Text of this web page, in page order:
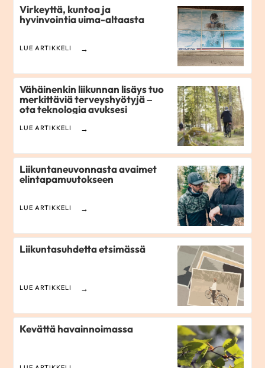
Virkeyttä, kuntoa ja
hyvinvointia uima-altaasta
LUE ARTIKKELI
Vähäinenkin liikunnan lisäys tuo
merkittäviä terveyshyötyjä –
ota teknologia avuksesi
LUE ARTIKKELI
Liikuntaneuvonnasta avaimet
elintapamuutokseen
LUE ARTIKKELI
Liikuntasuhdetta etsimässä
LUE ARTIKKELI
Kevättä havainnoimassa